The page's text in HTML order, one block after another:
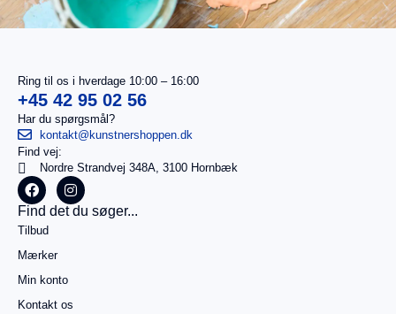
I
alt
0,00kr.
Køb for
499,00kr.
mere for
gratis
betaling
Ring til os i hverdage 10:00 – 16:00
+45 42 95 02 56
Har du spørgsmål?
kontakt@kunstnershoppen.dk
Find vej:
Nordre Strandvej 348A, 3100 Hornbæk
Find det du søger...
Tilbud
Mærker
Min konto
Kontakt os